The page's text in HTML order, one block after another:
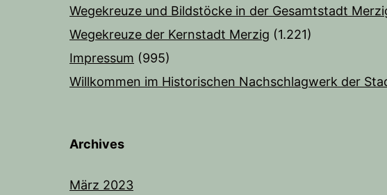
Wegekreuze und Bildstöcke in der Gesamtstadt
Wegekreuze der Kernstadt Merzig (1.221)
Impressum (995)
Willkommen im Historischen Nachschlagwerk der
Archives
März 2023